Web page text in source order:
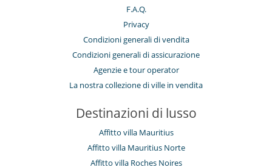
F.A.Q.
Privacy
Condizioni generali di vendita
Condizioni generali di assicurazione
Agenzie e tour operator
La nostra collezione di ville in vendita
Destinazioni di lusso
Affitto villa Mauritius
Affitto villa Mauritius Norte
Affitto villa Roches Noires